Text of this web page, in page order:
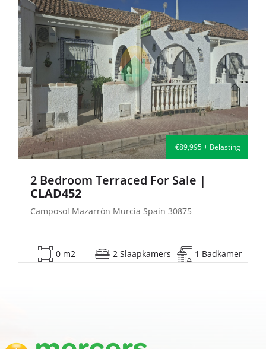
+ Belasting
Badkamer
€135,000 +
2 Bedroom Semi-Detached For
| FB140
Camposol Mazarrón Murcia Spain 30875
53 m2 2 Slaapkamers